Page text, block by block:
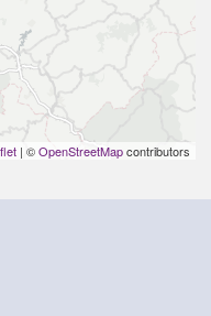
| ©OpenStreetMapcontributors